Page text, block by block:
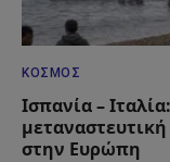
ΚΌΣΜΟΣ
Ισπανία –
στην Ευρώπη